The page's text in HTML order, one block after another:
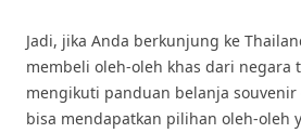
Jadi, jika Anda berkunjung ke
membeli oleh-oleh khas dari negara
mengikuti panduan belanja
bisa mendapatkan pilihan oleh-oleh